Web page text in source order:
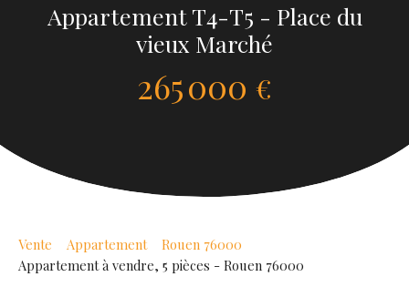
Appartement T4-T5 - Place du
vieux Marché
265 000 €
Vente Appartement
Rouen 76000
Appartement à vendre, 5 pièces - Rouen 76000